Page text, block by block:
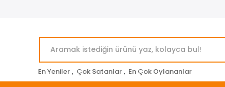
En Yeniler , Çok Satanlar , En Çok Oylananlar